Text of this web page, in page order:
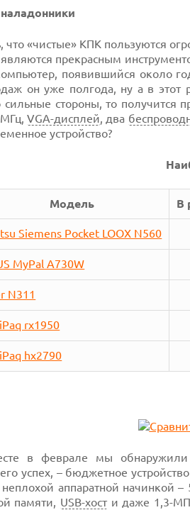
что «чистые» КПК пользуются
прекрасным
появившийся около
он уже полгода, ну а в этот
сильные стороны, то получится
МГц,VGA-дисплей, два
устройство?
Модель В
Siemens Pocket LOOX N560
MyPal A730W
N311
rx1950
hx2790
в феврале мы обнаружили
успех, – бюджетное
аппаратной начинкой –
памяти, USB-хости даже 1,3-МП